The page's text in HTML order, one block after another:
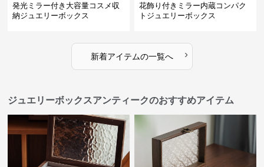
発光ミラー付き大容量コスメ収
納ジュエリーボックス
花飾り付きミラー内蔵コンパク
トジュエリーボックス
新着アイテムの一覧へ ›
ジュエリーボックスアンティークのおすすめアイテム